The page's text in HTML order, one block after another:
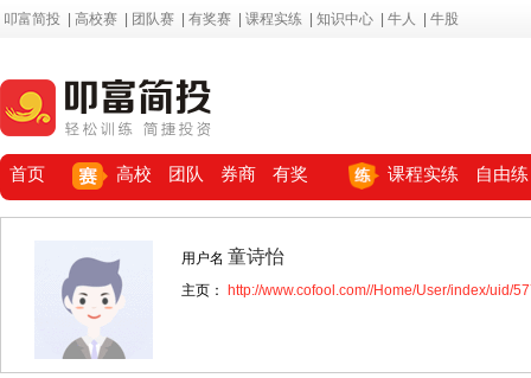
叩富简投 高校赛 团队赛 有奖赛 课程实练 知识中心 牛人 牛股
首页 高校 团队 券商 有奖 课程实练 自由练
用户名 童诗怡
主页： http://www.cofool.com//Home/User/index/uid/